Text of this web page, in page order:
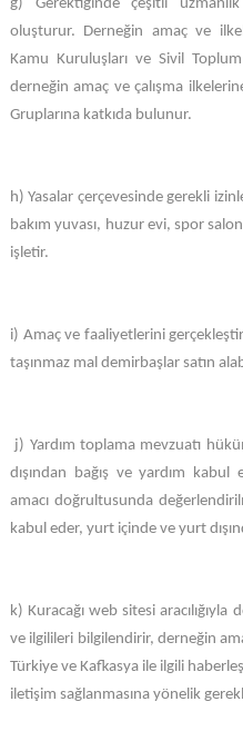
g) Gerektiğinde çeşitli
oluşturur. Derneğin amaç ve
Kamu Kuruluşları ve Sivil
derneğin amaç ve çalışma
Gruplarına katkıda bulunur.
h) Yasalar çerçevesinde gerekli
bakım yuvası, huzur evi, spor
işletir.
i) Amaç ve faaliyetlerini
taşınmaz mal demirbaşlar satın
j) Yardım toplama mevzuatı
dışından bağış ve yardım
amacı doğrultusunda
kabul eder, yurt içinde ve yurt
k) Kuracağı web sitesi aracılığıyla
ve ilgilileri bilgilendirir, derneğin
Türkiye ve Kafkasya ile ilgili
iletişim sağlanmasına yönelik